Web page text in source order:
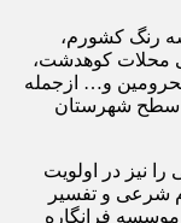
رنگ کشورم،
محلات کوهدشت،
و… ازجمله
سطح شهرستان
را نیز در اولویت
شرعی و تفسیر
موسسه فرانگاره